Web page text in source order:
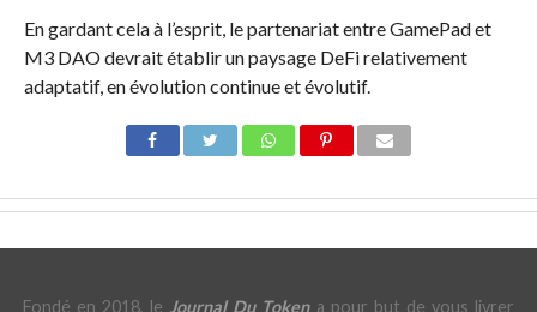
En gardant cela à l’esprit, le partenariat entre GamePad et
M3 DAO devrait établir un paysage DeFi relativement
adaptatif, en évolution continue et évolutif.
Fondé en 2018, le Journal Du Tokena pour but de vous livrer